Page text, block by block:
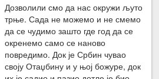
Дозволили смо да нас окружи љуто
трње. Сада не можемо и не смемо
да се чудимо зашто где год да се
окренемо само се наново
повредимо. Док је Србин чувао
своју Отаџбину и у њој божуре, док